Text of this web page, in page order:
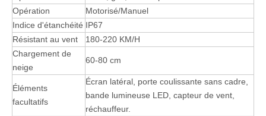
Opération
Motorisé/Manuel
Indice d'étanchéité IP67
Résistant au vent
180-220 KM/H
Chargement de
neige
60-80 cm
Éléments
facultatifs
Écran latéral, porte coulissante sans cadre,
bande lumineuse LED, capteur de vent,
réchauffeur.